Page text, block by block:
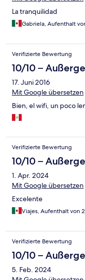
La tranquilidad
Gabriela, Aufenthalt
Verifizierte Bewertung
10/10 –
17. Juni 2016
Mit Google übersetzen
Bien, el wifi, un poco
Verifizierte Bewertung
10/10 –
1. Apr. 2024
Mit Google übersetzen
Excelente
Viajes, Aufenthalt von
Verifizierte Bewertung
10/10 –
5. Feb. 2024